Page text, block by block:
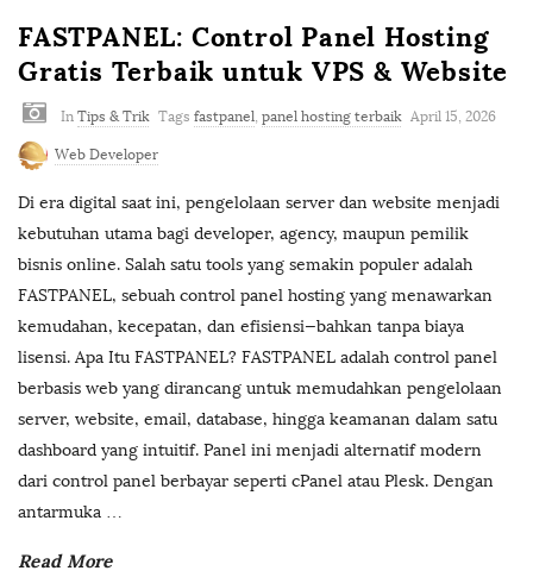
FASTPANEL: Control Panel Hosting
Gratis Terbaik untuk VPS & Website
In Tips & Trik Tags fastpanel panel hosting terbaik April 15, 2026
Web Developer
Di era digital saat ini, pengelolaan server dan website menjadi
kebutuhan utama bagi developer, agency, maupun pemilik
bisnis online. Salah satu tools yang semakin populer adalah
FASTPANEL, sebuah control panel hosting yang menawarkan
kemudahan, kecepatan, dan efisiensi—bahkan tanpa biaya
lisensi. Apa Itu FASTPANEL? FASTPANEL adalah control panel
berbasis web yang dirancang untuk memudahkan pengelolaan
server, website, email, database, hingga keamanan dalam satu
dashboard yang intuitif. Panel ini menjadi alternatif modern
dari control panel berbayar seperti cPanel atau Plesk. Dengan
antarmuka …
Read More